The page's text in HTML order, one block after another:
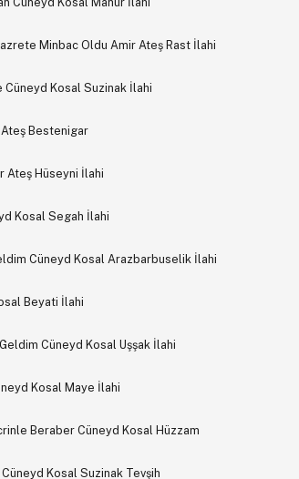
Minbac Oldu Amir Ateş Rast İlahi
Cüneyd Kosal Suzinak İlahi
Bestenigar
Ateş Hüseyni İlahi
Kosal Segah İlahi
Cüneyd Kosal Arazbarbuselik İlahi
Beyati İlahi
Cüneyd Kosal Uşşak İlahi
Kosal Maye İlahi
Beraber Cüneyd Kosal Hüzzam
Kosal Suzinak Tevşih